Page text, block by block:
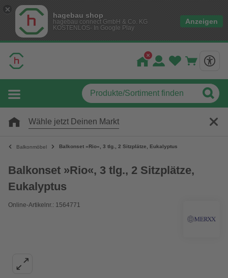
hagebau shop
hagebau connect GmbH & Co. KG
KOSTENLOS- In Google Play
Anzeigen
Wähle jetzt Deinen Markt
Balkonmöbel Balkonset »Rio«, 3 tlg., 2 Sitzplätze, Eukalyptus
Balkonset »Rio«, 3 tlg., 2 Sitzplätze,
Eukalyptus
Online-Artikelnr.: 1564771